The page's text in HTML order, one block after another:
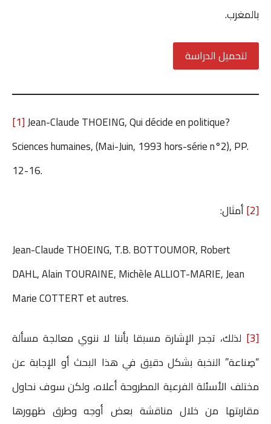
بالمغرب.
لتحميل الدراسة
[1]Jean-Claude THOEING, Qui décide en politique?
Sciences humaines, (Mai-Juin, 1993 hors-série n°2), PP.
12-16.
[2] أمثال:
Jean-Claude THOEING, T.B. BOTTOUMOR, Robert
DAHL, Alain TOURAINE, Michèle ALLIOT-MARIE, Jean
Marie COTTERT et autres.
[3]
لذلك، تجدر الإشارة مسبقا بأننا لا ننوي معالجة مسألة
“صِناعة” النخبة بشكل دقيق في هذا البحث أو الإجابة عن
مختلف الأسئلة الفرعية المطروحة أعلاه، ولكن سوف نحاول
مقاربتها من خلال مناقشة بعض أوجه وطرق ظهورها